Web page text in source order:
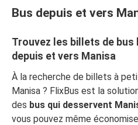
Bus depuis et vers
Trouvez les billets de
depuis et vers Manisa
À la recherche de billets à
Manisa ? FlixBus est la
des bus qui desservent
vous pouvez même